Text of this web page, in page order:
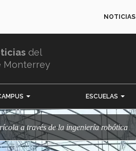
NOTICIAS
del
Monterrey
ESCUELAS
a través de la ingeniería robótica